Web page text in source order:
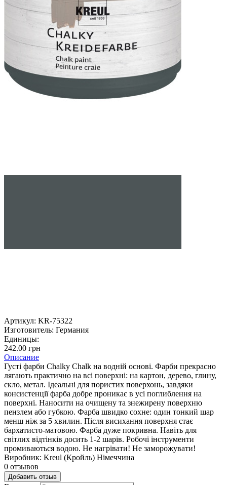
Артикул: KR-75322
Изготовитель: Германия
Единицы:
242.00 грн
Описание
Густі фарби Chalky Chalk на водній основі. Фарби прекрасно
лягають практично на всі поверхні: на картон, дерево, глину,
скло, метал. Ідеальні для пористих поверхонь, завдяки
консистенції фарба добре проникає в усі поглиблення на
поверхні. Наносити на очищену та знежирену поверхню
пензлем або губкою. Фарба швидко сохне: один тонкий шар
менш ніж за 5 хвилин. Після висихання поверхня стає
бархатисто-матовою. Фарба дуже покривна. Навіть для
світлих відтінків досить 1-2 шарів. Робочі інструменти
промиваються водою. Не нагрівати! Не заморожувати!
Виробник: Kreul (Кройль) Німеччина
0 отзывов
Добавить отзыв